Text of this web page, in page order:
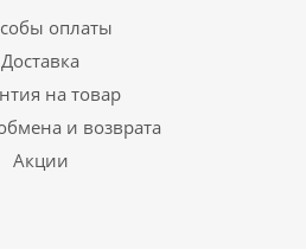
оплаты
Доставка
на товар
и возврата
Акции